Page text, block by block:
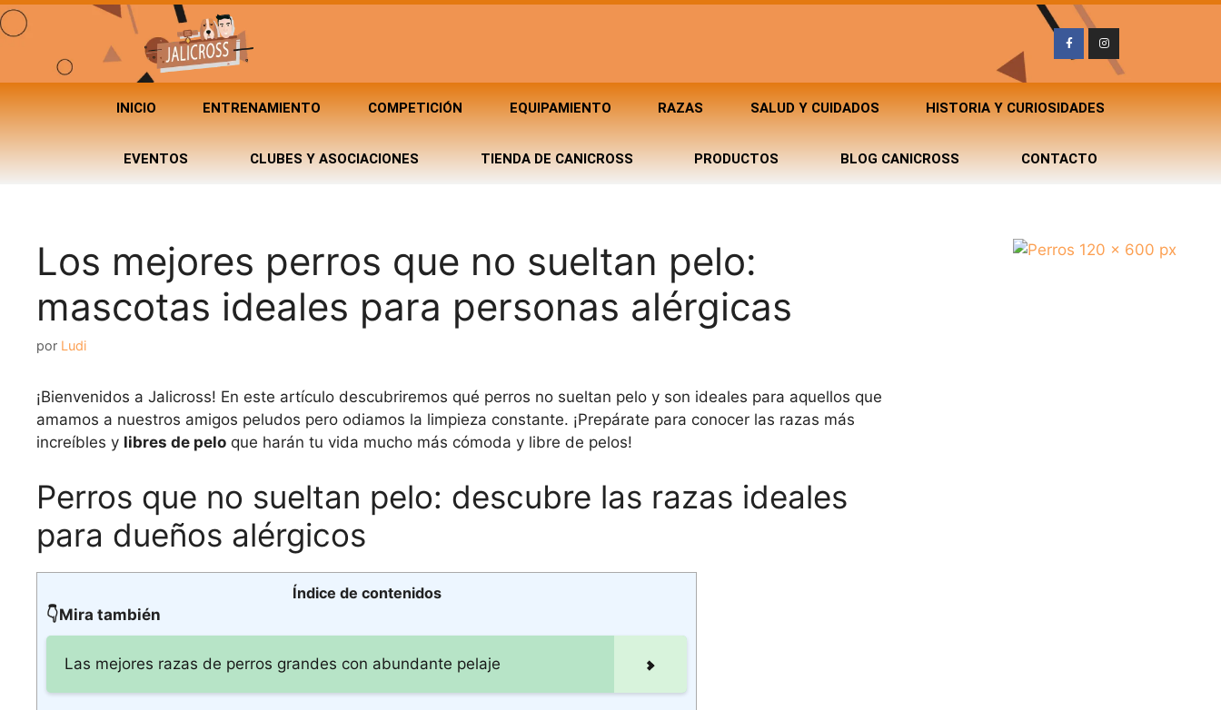
INICIO ENTRENAMIENTO COMPETICIÓN EQUIPAMIENTO RAZAS SALUD Y CUIDADOS HISTORIA Y CURIOSIDADES
EVENTOS CLUBES Y ASOCIACIONES TIENDA DE CANICROSS PRODUCTOS BLOG CANICROSS CONTACTO
Los mejores perros que no sueltan pelo:
mascotas ideales para personas alérgicas
por Ludi
¡Bienvenidos a Jalicross! En este artículo descubriremos qué perros no sueltan pelo y son ideales para aquellos que
amamos a nuestros amigos peludos pero odiamos la limpieza constante. ¡Prepárate para conocer las razas más
increíbles y libres de pelo que harán tu vida mucho más cómoda y libre de pelos!
Perros que no sueltan pelo: descubre las razas ideales
para dueños alérgicos
Índice de contenidos
👇Mira también
Las mejores razas de perros grandes con abundante pelaje